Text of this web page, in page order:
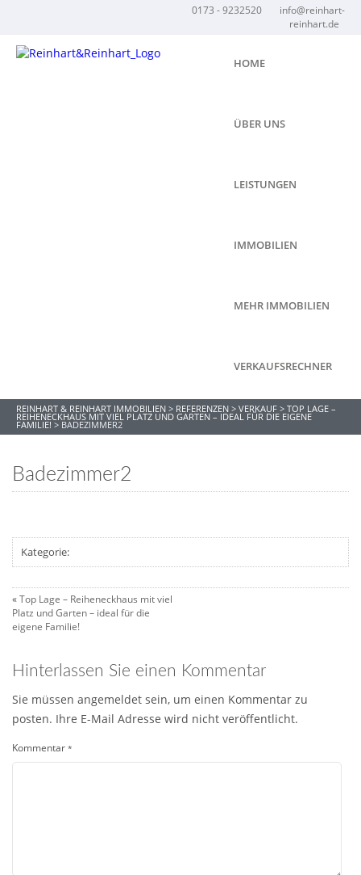
0173 - 9232520
info@reinhart-
reinhart.de
HOME
ÜBER UNS
LEISTUNGEN
IMMOBILIEN
MEHR IMMOBILIEN
VERKAUFSRECHNER
REINHART & REINHART IMMOBILIEN > REFERENZEN > VERKAUF > TOP LAGE –
REIHENECKHAUS MIT VIEL PLATZ UND GARTEN – IDEAL FÜR DIE EIGENE
FAMILIE! > BADEZIMMER2
Badezimmer2
Kategorie:
«Top Lage – Reiheneckhaus mit viel
Platz und Garten – ideal für die
eigene Familie!
Hinterlassen Sie einen Kommentar
Sie müssen angemeldet sein, um einen Kommentar zu
posten. Ihre E-Mail Adresse wird nicht veröffentlicht.
Kommentar *